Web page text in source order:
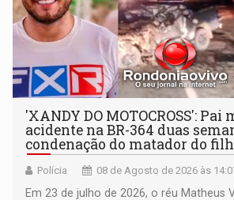
'XANDY DO MOTOCROSS': Pai
acidente na BR-364 duas
condenação do matador do
Polícia 08 de Agosto de 2026 às
Em 23 de julho de 2026, o réu Matheus